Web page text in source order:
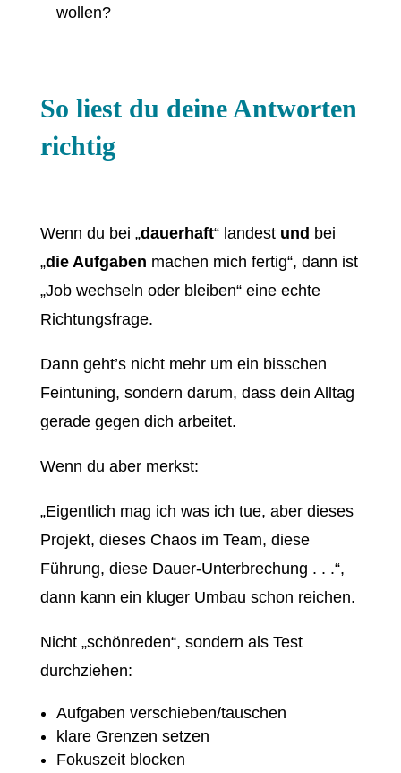
wollen?
So liest du deine Antworten
richtig
Wenn du bei „dauerhaft“ landest und bei
„die Aufgaben machen mich fertig“, dann ist
„Job wechseln oder bleiben“ eine echte
Richtungsfrage.
Dann geht’s nicht mehr um ein bisschen
Feintuning, sondern darum, dass dein Alltag
gerade gegen dich arbeitet.
Wenn du aber merkst:
„Eigentlich mag ich was ich tue, aber dieses
Projekt, dieses Chaos im Team, diese
Führung, diese Dauer-Unterbrechung . . .“,
dann kann ein kluger Umbau schon reichen.
Nicht „schönreden“, sondern als Test
durchziehen:
Aufgaben verschieben/tauschen
klare Grenzen setzen
Fokuszeit blocken